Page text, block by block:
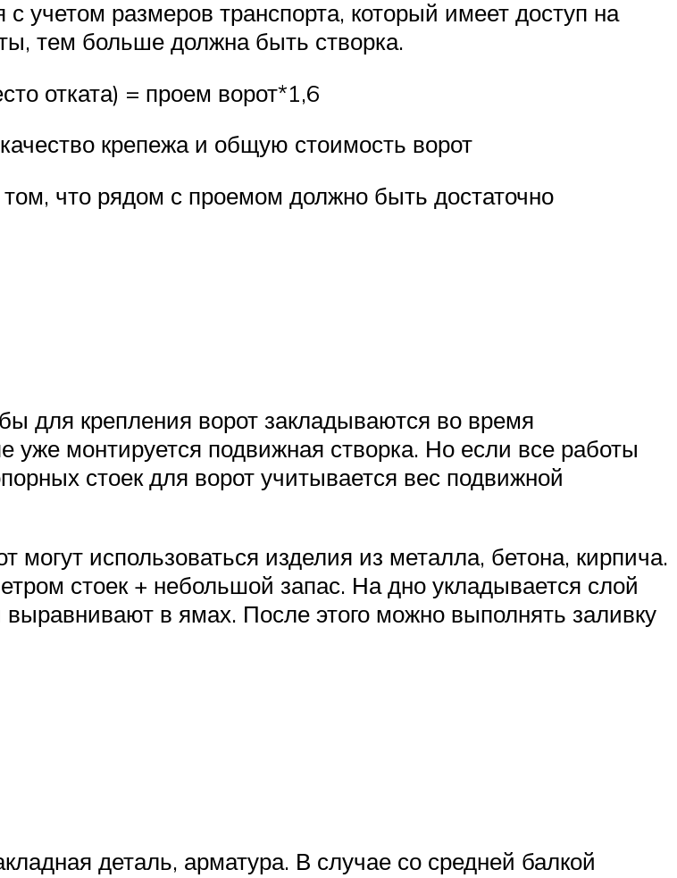
учетом размеров транспорта, который имеет доступ на
тем больше должна быть створка.
отката) = проем ворот*1,6
крепежа и общую стоимость ворот
что рядом с проемом должно быть достаточно
для крепления ворот закладываются во время
уже монтируется подвижная створка. Но если все работы
стоек для ворот учитывается вес подвижной
могут использоваться изделия из металла, бетона, кирпича.
стоек + небольшой запас. На дно укладывается слой
в ямах. После этого можно выполнять заливку
деталь, арматура. В случае со средней балкой